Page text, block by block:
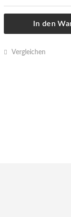
In den
Vergleichen